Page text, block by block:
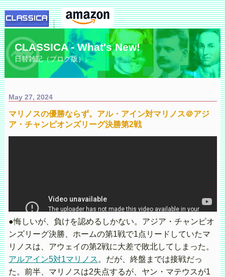
CLASSICA - What's New!
日替雑記（ブログ版）。
May 27, 2024
マリノスの優勝ならず。アル・アイン対マリノス＠アジ
ア・チャンピオンズリーグ決勝第2戦
●悔しいが、負けを認めるしかない。アジア・チャンピオ
ンズリーグ決勝、ホームの第1戦で1点リードしていたマ
リノスは、アウェイの第2戦に大差で敗北してしまった。
アルアイン5対1マリノス 。だが、終盤までは接戦だっ
た。前半、マリノスは2失点するが、ヤン・マテウスが1